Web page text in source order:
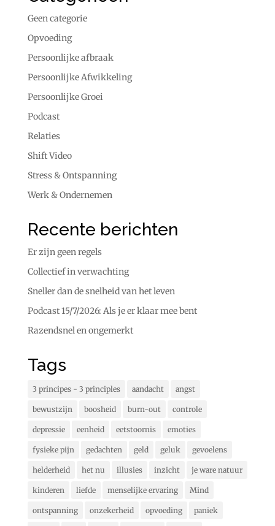
Geen categorie
Opvoeding
Persoonlijke afbraak
Persoonlijke Afwikkeling
Persoonlijke Groei
Podcast
Relaties
Shift Video
Stress & Ontspanning
Werk & Ondernemen
Recente berichten
Er zijn geen regels
Collectief in verwachting
Sneller dan de snelheid van het leven
Podcast 15/7/2026: Als je er klaar mee bent
Razendsnel en ongemerkt
Tags
3 principes - 3 principles aandacht angst
bewustzijn boosheid burn-out controle
depressie eenheid eetstoornis emoties
fysieke pijn gedachten geld geluk gevoelens
helderheid het nu illusies inzicht je ware natuur
kinderen liefde menselijke ervaring Mind
ontspanning onzekerheid opvoeding paniek